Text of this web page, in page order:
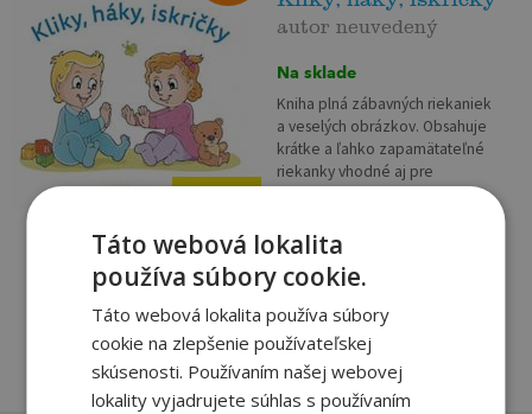
5,81€
autor neuvedený
Na sklade
Kniha plná zábavných riekaniek
a veselých obrázkov. Obsahuje
krátke a ľahko zapamätateľné
riekanky vhodné aj pre
slovnej zásoby,...
pridať do košíka
Táto webová lokalita
používa súbory cookie.
Táto webová lokalita používa súbory
cookie na zlepšenie používateľskej
skúsenosti. Používaním našej webovej
lokality vyjadrujete súhlas s používaním